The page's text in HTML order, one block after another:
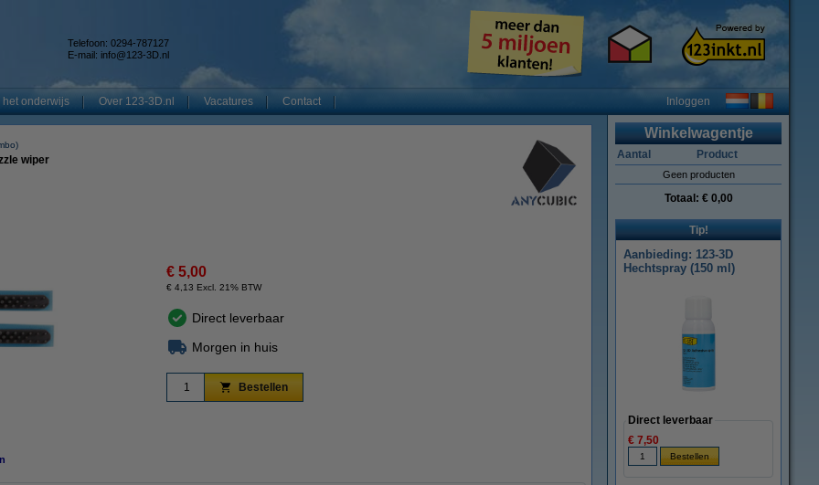
Telefoon: 0294-787127
E-mail: info@123-3D.nl
het onderwijs Over 123-3D.nl Vacatures Contact Inloggen
wiper
€ 5,00
€ 4,13 Excl. 21% BTW
Direct leverbaar
Morgen in huis
Bestellen
Winkelwagentje
Aantal Product
Geen producten
Totaal: € 0,00
Tip!
Aanbieding: 123-3D
Hechtspray (150 ml)
Direct leverbaar
€ 7,50